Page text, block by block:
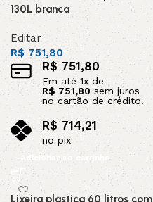
130L branca
Editar
R$ 751,80
R$751,80
Em até 1x de
R$ 751,80sem juros
no cartão de crédito!
R$714,21
no pix
Adicionar ao carrinho
Lixeira plastica 60 litros com